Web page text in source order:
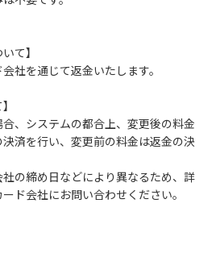
さい。
棟に返却してください。
煙所はございません。他のお客様の
ご配慮願います。
事項】
上げなど全て）。
（野球、キャッチボール・サッカ
て】
社を通じて返金いたします。
、システムの都合上、変更後の料金
済を行い、変更前の料金は返金の決
の締め日などにより異なるため、詳
ド会社にお問い合わせください。